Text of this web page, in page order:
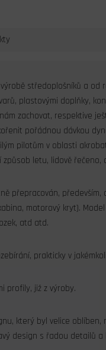
středoplošníků a od
plastovými doplňky,
zachovat, respektive
pořádnou dávkou
pilotům v oblasti
letu, lidově
přepracován,
motorový kryt).
atd atd.
prakticky v
profily, již z výroby.
který byl velice
design s řadou detailů a